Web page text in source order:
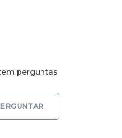
perguntas